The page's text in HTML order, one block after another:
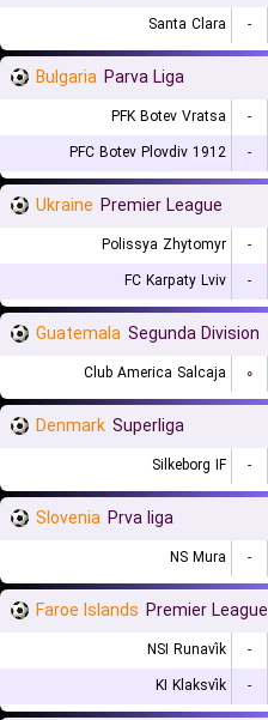
Santa Clara -
Bulgaria Parva Liga
PFK Botev Vratsa -
PFC Botev Plovdiv 1912
-
Ukraine Premier League
Polissya Zhytomyr -
FC Karpaty Lviv
-
Guatemala Segunda Division
Club America Salcaja ۰
Denmark Superliga
Silkeborg IF -
Slovenia Prva liga
NS Mura -
Faroe Islands Premier League
NSI Runavík -
KI Klaksvík
-